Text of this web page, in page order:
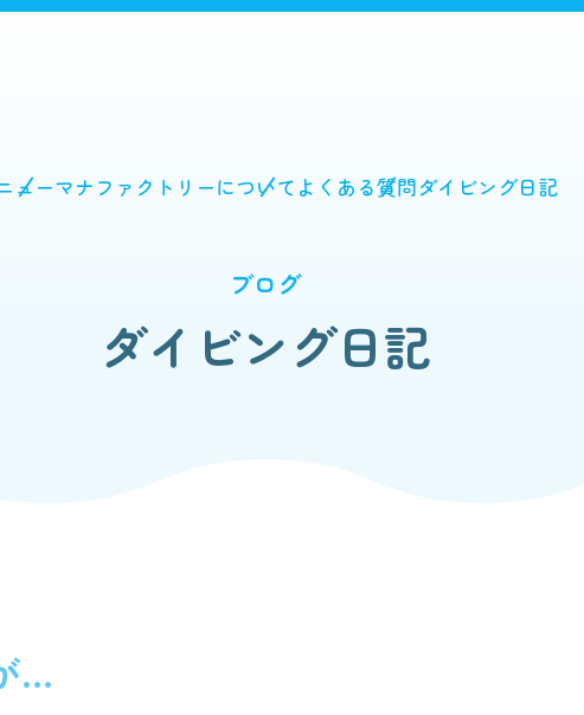
ューマナファクトリーについて よくある質問ダイビング日記
ブログ
ダイビング日記
…